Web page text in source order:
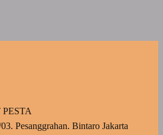
Pesanggrahan. Bintaro Jakarta